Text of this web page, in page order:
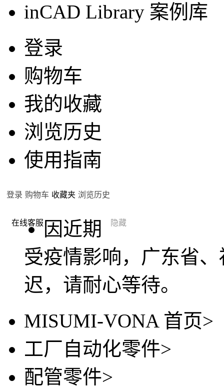
inCAD Library 案例库
登录
购物车
我的收藏
浏览历史
使用指南
登录 购物车 收藏夹 浏览历史
在线客服 隐藏
因近期
受疫情影响，广东省
迟，请耐心等待。
MISUMI-VONA 首页>
工厂自动化零件>
配管零件>